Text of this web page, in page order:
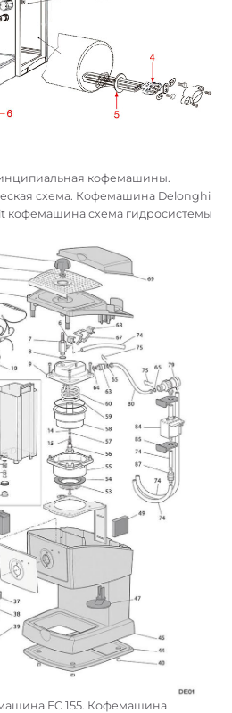
кофемашины.
схема. Кофемашина Delonghi
кофемашина схема гидросистемы
EC 155. Кофемашина